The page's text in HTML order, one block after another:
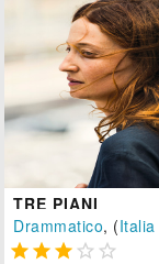
TRE PIANI
Drammatico, (Italia
    